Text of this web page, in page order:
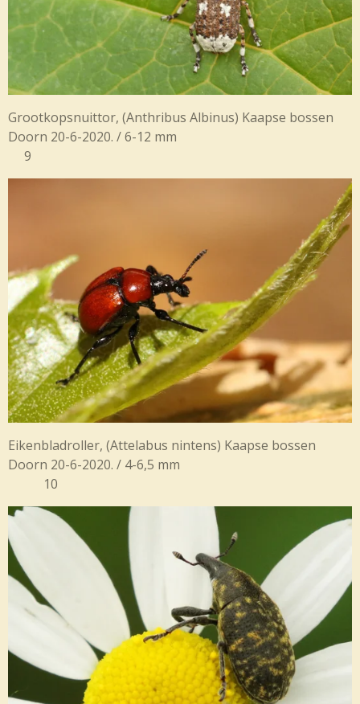
Grootkopsnuittor, (Anthribus Albinus) Kaapse bossen
Doorn 20-6-2020. / 6-12 mm
9
Eikenbladroller, (Attelabus nintens) Kaapse bossen
Doorn 20-6-2020. / 4-6,5 mm
10